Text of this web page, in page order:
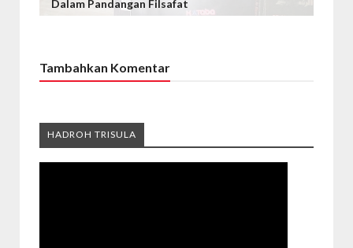
Dalam Pandangan Filsafat
Tambahkan Komentar
HADROH TRISULA